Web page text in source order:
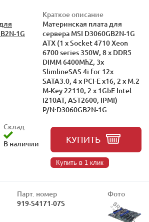
1G
Краткое описание
Материнская плата для
сервера MSI D3060GB2N-1G
ATX (1 x Socket 4710 Xeon
6700 series 350W, 8 x DDR5
DIMM 6400MhZ, 3x
SlimlineSAS 4i for 12x
SATA3.0, 4 x PCI-E x16, 2 x M.2
M-Key 22110, 2 x 1GbE Intel
i210AT, AST2600, IPMI)
P/N:D3060GB2N-1G
Склад
В наличии
КУПИТЬ
Купить в 1 клик
Парт. номер
919-S4171-07S
Фото